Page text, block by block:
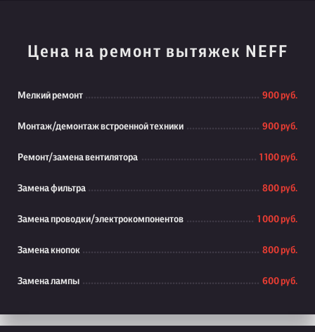
Цена на ремонт вытяжек NEFF
Мелкий ремонт 900 руб.
Монтаж/демонтаж встроенной техники 900 руб.
Ремонт/замена вентилятора 1 100 руб.
Замена фильтра 800 руб.
Замена проводки/электрокомпонентов 1 000 руб.
Замена кнопок 800 руб.
Замена лампы 600 руб.